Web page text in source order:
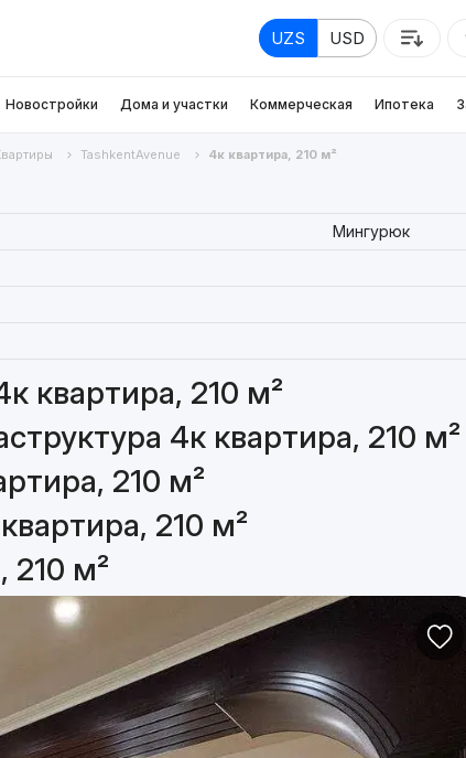
UZS USD
Новостройки Дома и участки Коммерческая Ипотека
TashkentAvenue 4к квартира, 210 м²
Мингурюк
квартира, 210 м²
4к квартира, 210 м²
210 м²
210 м²
210 м²